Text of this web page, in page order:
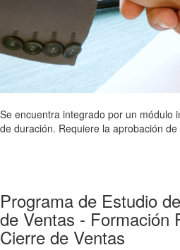
Se encuentra integrado por un módulo
de duración. Requiere la aprobación
Programa de Estudio
de Ventas - Formación
Cierre de Ventas